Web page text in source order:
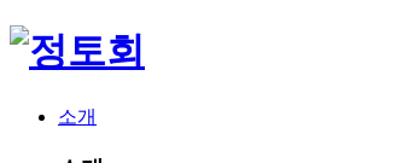
소개